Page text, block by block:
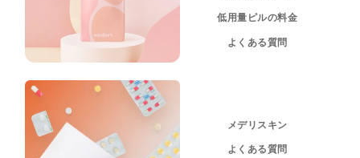
低用量ピルの料金
よくある質問
メデリスキン
よくある質問